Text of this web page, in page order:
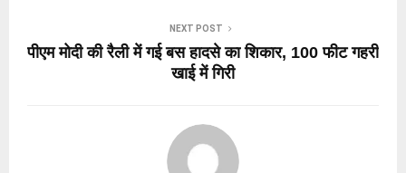
NEXT POST
पीएम मोदी की रैली में गई बस हादसे का शिकार, 100 फीट गहरी
खाई में गिरी